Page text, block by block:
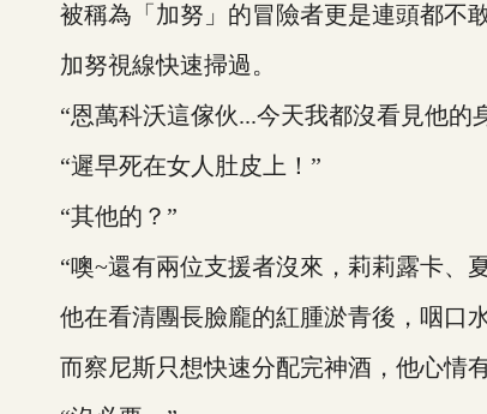
被稱為「加努」的冒險者更是連頭都不敢
加努視線快速掃過。
“恩萬科沃這傢伙...今天我都沒看見他的
“遲早死在女人肚皮上！”
“其他的？”
“噢~還有兩位支援者沒來，莉莉露卡、夏
他在看清團長臉龐的紅腫淤青後，咽口水
而察尼斯只想快速分配完神酒，他心情有